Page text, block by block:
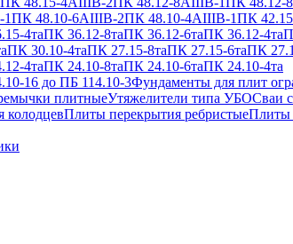
ПК 48.10-6АIIIВ-2ПК 48.10-4АIIIВ-1ПК
4таПК 36.12-8таПК 36.12-6таПК 36.12-4та
ПК 30.10-4таПК 27.15-8таПК 27.15-6таПК
4таПК 24.10-8таПК 24.10-6таПК 24.10-4та
16 до ПБ 114.10-3Фундаменты для плит
плитныеУтяжелители типа УБОСваи
колодцевПлиты перекрытия ребристыеПлиты